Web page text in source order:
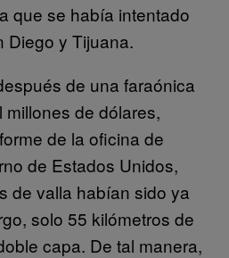
que se había intentado
Diego y Tijuana.
de una faraónica
de dólares,
de la oficina de
de Estados Unidos,
de valla habían sido ya
solo 55 kilómetros de
capa. De tal manera,